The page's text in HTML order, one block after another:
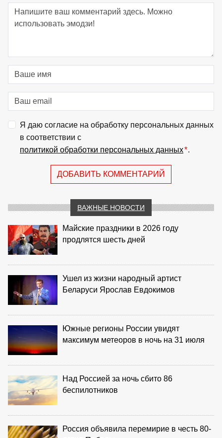
Я даю согласие на обработку персональных данных
в соответствии с
политикой обработки персональных данных*.
ДОБАВИТЬ КОММЕНТАРИЙ
ВАЖНЫЕ НОВОСТИ
Майские праздники в 2026 году
продлятся шесть дней
Ушел из жизни народный артист
Беларуси Ярослав Евдокимов
Южные регионы России увидят
максимум метеоров в ночь на 31 июля
Над Россией за ночь сбито 86
беспилотников
Россия объявила перемирие в честь 80-